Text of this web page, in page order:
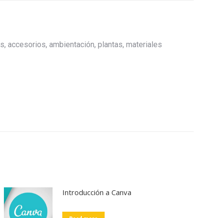
accesorios, ambientación, plantas, materiales
Introducción a Canva